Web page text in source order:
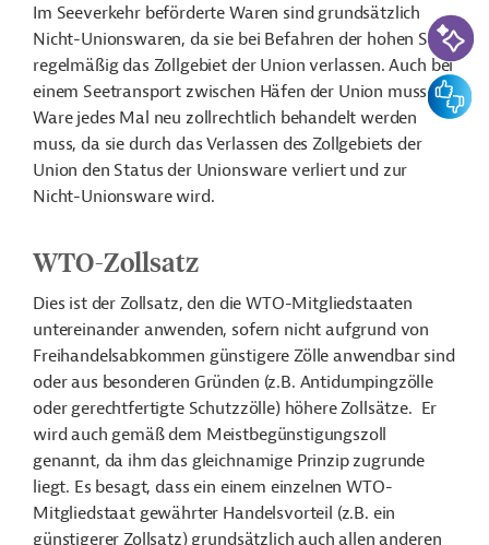
Im Seeverkehr beförderte Waren sind grundsätzlich
Nicht-Unionswaren, da sie bei Befahren der hohen See
regelmäßig das Zollgebiet der Union verlassen. Auch bei
einem Seetransport zwischen Häfen der Union muss die
Ware jedes Mal neu zollrechtlich behandelt werden
muss, da sie durch das Verlassen des Zollgebiets der
Union den Status der Unionsware verliert und zur
Nicht-Unionsware wird.
WTO-Zollsatz
Dies ist der Zollsatz, den die WTO-Mitgliedstaaten
untereinander anwenden, sofern nicht aufgrund von
Freihandelsabkommen günstigere Zölle anwendbar sind
oder aus besonderen Gründen (z.B. Antidumpingzölle
oder gerechtfertigte Schutzzölle) höhere Zollsätze. Er
wird auch gemäß dem Meistbegünstigungszoll
genannt, da ihm das gleichnamige Prinzip zugrunde
liegt. Es besagt, dass ein einem einzelnen WTO-
Mitgliedstaat gewährter Handelsvorteil (z.B. ein
günstigerer Zollsatz) grundsätzlich auch allen anderen
KI-